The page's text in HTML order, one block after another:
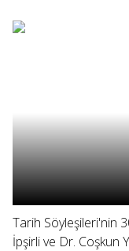
Tarih Söyleşileri'nin
İpşirli ve Dr. Coşkun